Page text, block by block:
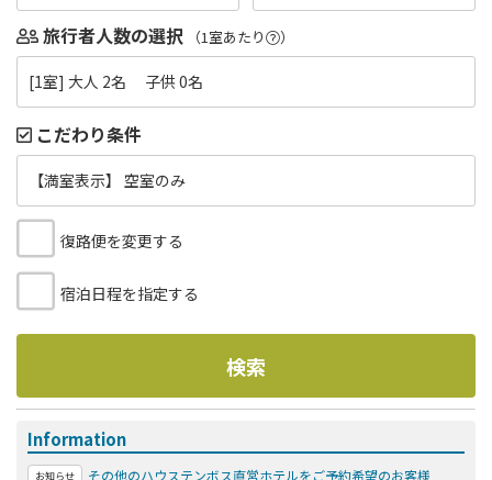
旅行者人数の選択 （1室あたり ）
[1室] 大人 2名 子供 0名
こだわり条件
【満室表示】 空室のみ
復路便を変更する
宿泊日程を指定する
検索
Information
お知らせ その他のハウステンボス直営ホテルをご予約希望のお客様